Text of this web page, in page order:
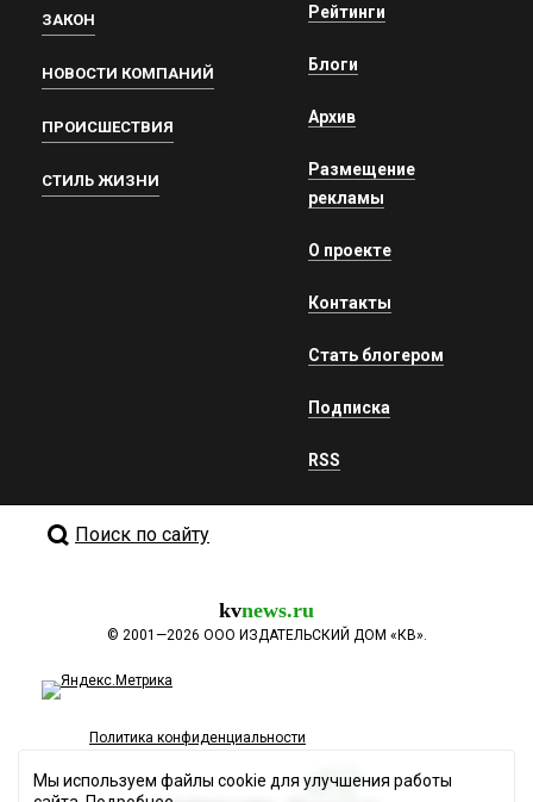
ЗАКОН
НОВОСТИ КОМПАНИЙ
ПРОИСШЕСТВИЯ
СТИЛЬ ЖИЗНИ
Рейтинги
Блоги
Архив
Размещение
рекламы
О проекте
Контакты
Стать блогером
Подписка
RSS
Поиск по сайту
kvnews.ru
© 2001—2026 ООО ИЗДАТЕЛЬСКИЙ ДОМ «КВ».
Политика конфиденциальности
Мы используем файлы cookie для улучшения работы